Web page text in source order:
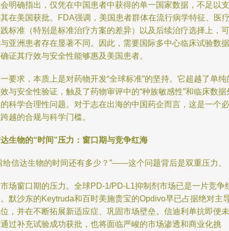
明确指出，仅凭在中国患者中获得的单一国家数据，不足以支
在美国获批。FDA强调，美国患者群体在流行病学特征、医
标准（特别是标准治疗方案的差异）以及后续治疗选择上，可
亚洲患者存在显著不同。因此，需要国际多中心临床试验数据
证其疗效与安全性能够惠及美国患者。
要求，本质上是对药物开发“全球标准”的坚持。它超越了单纯
与安全性验证，触及了药物审评中的“种族敏感性”和临床数据
科学合理性问题。对于志在出海的中国药企而言，这是一个必
越的合规与科学门槛。
生物的“时间”压力：窗口期与竞争红海
给信达生物的时间还有多少？”——这个问题背后是双重压力。
场窗口期的压力。全球PD-1/PD-L1抑制剂市场已是一片竞争
默沙东的Keytruda和百时美施贵宝的Opdivo早已占据绝对主
，并在不断拓展新适应症、巩固市场壁垒。信迪利单抗即便未
过补充试验成功获批，也将面临严峻的市场渗透和商业化挑